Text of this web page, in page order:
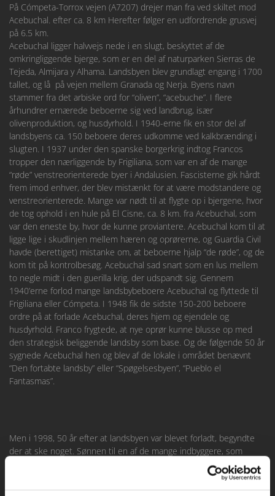
På Cómpeta-Torrox vejen (A7207) drejer man fra ved skiltet mod
Acebuchal. efter ca. 8 km Herefter følger en udfordrende grusvej
på 6.5 km.
Acebuchal ligger halvvejs nede i en slugt, beskyttet af de
omkringliggende bjerge, som er en del af naturparken Sierras de
Tejeda, Almijara y Alhama. Landsbyen blev grundlagt engang i 1700
tallet, og lå på vejen mellem Granada og Nerja. Byens navn
stammer fra det arbiske ord for “oliven”, “acebuche”. I flere
århundrer ernærede beboerne sig ved landbrug, især
olivenproduktion, og husdyrhold. I 1940-erne fik en stor del af
landsbyens ca. 150 beboere deres udkomme ved kalkbrænding i
slugten. I 1937 under den spanske borgerkrig indtog Francos
tropper den nærliggende by Frigiliana, som var en af de mange
“røde” venstreorienterede byer i Andalusien. Fascisterne gik hårdt
frem imod enhver, der blev mistænkt for at være modstandere og
venstreorienterede. Mange var nødt til at flygte op i bjergene, hvor
de tog ophold i en hule på El Cisne, ca. 8 km. fra Acebuchal, som
var den eneste by, hvor de kunne proviantere. Acebuchal kom til at
ligge lige i skudlinjen mellem hæren og oprørerne, og Guardia Civil
havde (berettiget) mistanke om, at beboerne hjalp “de røde”, og de
kom tit på kontrolbesøg. Acebuchal sad snart som en lus mellem
to negle midt i den guerilla krig, der udspandt sig. Gennem
1940’erne forlod mange landsbybeboere Acebuchal og flyttede til
Frigiliana eller Cómpeta. I 1948 fik de sidste 150-200 beboere
ordre på at forlade Acebuchal, deres hjem og ejendele og
husdyrhold. Franco frygtede, at nye oprør kunne blusse op med
den strategisk beliggende landsby som base. Og de følgende 50 år
sygnede Acebuchal hen og blev af de lokale i området benævnt
“Den fortabte landsby” eller “Spøgelsesbyen”, “Pueblo el
Fantasmas”.
Men i 1998, 50 år efter at landsbyen var blevet forladt, begyndte
der at ske noget. Sønnen til en af de mange indbyggere, som
havde måttet lade livet, Antonio García Sánchez - med tilnavnet “El
Zumbo”, “brummeren” og som bar faderens navn, var flyttet ind hos
sin bedstemor, der drev en beværtning i nabolandsbyen. Antonio